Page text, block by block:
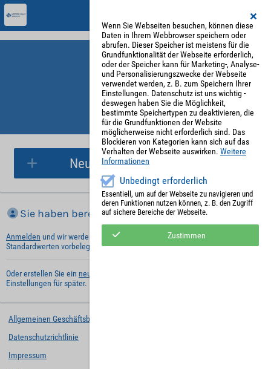
Parkplatzreservierung
Sie haben bereits ein Konto?
Anmelden und wir werden die notwendigen Informationen mit Ihren
Standardwerten vorbelegen.
Oder erstellen Sie ein neues Benutzerkonto
Einstellungen für später.
Neue Parkplatzreservierung
Allgemeinen Geschäftsbedingungen
Datenschutzrichtlinie
Impressum
Wenn Sie Webseiten besuchen, können diese
Daten in Ihrem Webbrowser speichern oder
abrufen. Dieser Speicher ist meistens für die
Grundfunktionalität der Webseite erforderlich,
oder der Speicher kann für Marketing-, Analyse-
und Personalisierungszwecke der Webseite
verwendet werden, z. B. zum Speichern Ihrer
Einstellungen. Datenschutz ist uns wichtig -
deswegen haben Sie die Möglichkeit,
bestimmte Speichertypen zu deaktivieren, die
für die Grundfunktionen der Website
möglicherweise nicht erforderlich sind. Das
Blockieren von Kategorien kann sich auf das
Verhalten der Webseite auswirken. Weitere
Informationen
Unbedingt erforderlich
Essentiell, um auf der Webseite zu navigieren und
deren Funktionen nutzen können, z. B. den Zugriff
auf sichere Bereiche der Webseite.
Zustimmen